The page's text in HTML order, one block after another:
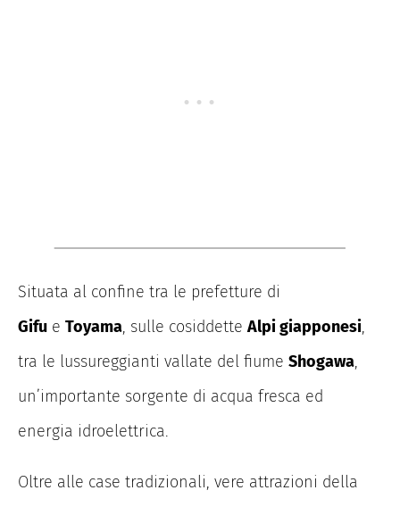
Situata al confine tra le prefetture di
Gifu e Toyama, sulle cosiddetteAlpi giapponesi,
tra le lussureggianti vallate del fiume Shogawa,
un’importante sorgente di acqua fresca ed
energia idroelettrica.
Oltre alle case tradizionali, vere attrazioni della